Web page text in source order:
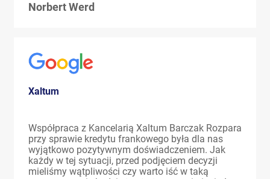
Norbert Werd
Xaltum
Współpraca z Kancelarią Xaltum Barczak Rozpara
przy sprawie kredytu frankowego była dla nas
wyjątkowo pozytywnym doświadczeniem. Jak
każdy w tej sytuacji, przed podjęciem decyzji
mieliśmy wątpliwości czy warto iść w taką